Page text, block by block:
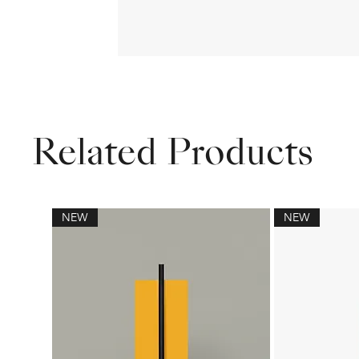
NEW NEW
Related Products